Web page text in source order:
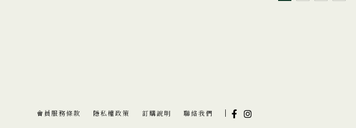
會員服務條款 隱私權政策 訂購說明 聯絡我們